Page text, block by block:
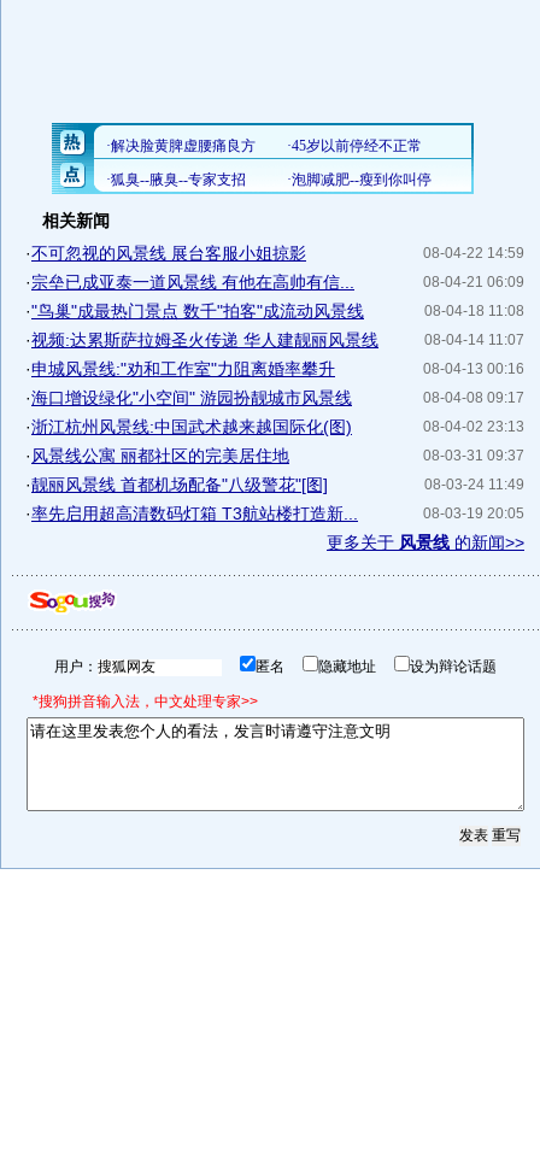
相关新闻
08-04-22 14:59
·不可忽视的风景线 展台客服小姐掠影
08-04-21 06:09
·宗垒已成亚泰一道风景线 有他在高帅有信...
08-04-18 11:08
·"鸟巢"成最热门景点 数千"拍客"成流动风景线
08-04-14 11:07
·视频:达累斯萨拉姆圣火传递 华人建靓丽风景线
08-04-13 00:16
·申城风景线:"劝和工作室"力阻离婚率攀升
08-04-08 09:17
·海口增设绿化"小空间" 游园扮靓城市风景线
08-04-02 23:13
·浙江杭州风景线:中国武术越来越国际化(图)
08-03-31 09:37
· 风景线公寓 丽都社区的完美居住地
08-03-24 11:49
·靓丽风景线 首都机场配备"八级警花"[图]
08-03-19 20:05
·率先启用超高清数码灯箱 T3航站楼打造新...
更多关于 风景线 的新闻>>
用户： 匿名 隐藏地址 设为辩论话题
*搜狗拼音输入法，中文处理专家>>